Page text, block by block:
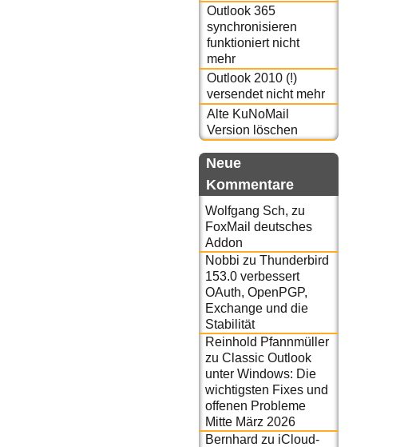
Outlook 365
synchronisieren
funktioniert nicht
mehr
Outlook 2010 (!)
versendet nicht mehr
Alte KuNoMail
Version löschen
Neue
Kommentare
Wolfgang Sch, zu
FoxMail deutsches
Addon
Nobbi zu Thunderbird
153.0 verbessert
OAuth, OpenPGP,
Exchange und die
Stabilität
Reinhold Pfannmüller
zu Classic Outlook
unter Windows: Die
wichtigsten Fixes und
offenen Probleme
Mitte März 2026
Bernhard zu iCloud-